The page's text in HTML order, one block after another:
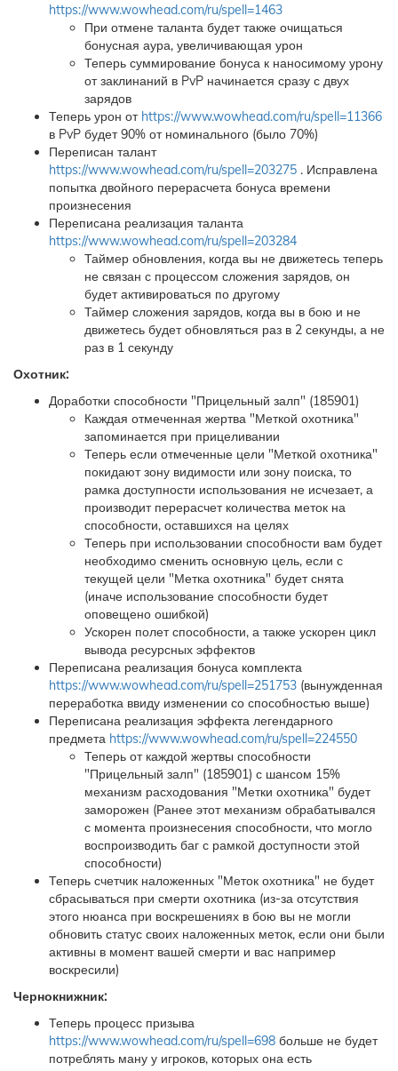
https://www.wowhead.com/ru/spell=1463
При отмене таланта будет также очищаться
бонусная аура, увеличивающая урон
Теперь суммирование бонуса к наносимому урону
от заклинаний в PvP начинается сразу с двух
зарядов
Теперь урон от https://www.wowhead.com/ru/spell=11366
в PvP будет 90% от номинального (было 70%)
Переписан талант
https://www.wowhead.com/ru/spell=203275 . Исправлена
попытка двойного перерасчета бонуса времени
произнесения
Переписана реализация таланта
https://www.wowhead.com/ru/spell=203284
Таймер обновления, когда вы не движетесь теперь
не связан с процессом сложения зарядов, он
будет активироваться по другому
Таймер сложения зарядов, когда вы в бою и не
движетесь будет обновляться раз в 2 секунды, а не
раз в 1 секунду
Охотник:
Доработки способности "Прицельный залп" (185901)
Каждая отмеченная жертва "Меткой охотника"
запоминается при прицеливании
Теперь если отмеченные цели "Меткой охотника"
покидают зону видимости или зону поиска, то
рамка доступности использования не исчезает, а
производит перерасчет количества меток на
способности, оставшихся на целях
Теперь при использовании способности вам будет
необходимо сменить основную цель, если с
текущей цели "Метка охотника" будет снята
(иначе использование способности будет
оповещено ошибкой)
Ускорен полет способности, а также ускорен цикл
вывода ресурсных эффектов
Переписана реализация бонуса комплекта
https://www.wowhead.com/ru/spell=251753 (вынужденная
переработка ввиду изменении со способностью выше)
Переписана реализация эффекта легендарного
предмета https://www.wowhead.com/ru/spell=224550
Теперь от каждой жертвы способности
"Прицельный залп" (185901) с шансом 15%
механизм расходования "Метки охотника" будет
заморожен (Ранее этот механизм обрабатывался
с момента произнесения способности, что могло
воспроизводить баг с рамкой доступности этой
способности)
Теперь счетчик наложенных "Меток охотника" не будет
сбрасываться при смерти охотника (из-за отсутствия
этого нюанса при воскрешениях в бою вы не могли
обновить статус своих наложенных меток, если они были
активны в момент вашей смерти и вас например
воскресили)
Чернокнижник:
Теперь процесс призыва
https://www.wowhead.com/ru/spell=698 больше не будет
потреблять ману у игроков, которых она есть